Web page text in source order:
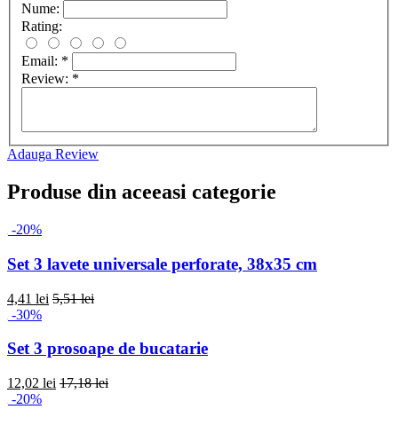
Nume:
Rating:
Email: *
Review: *
Adauga Review
Produse din aceeasi categorie
-20%
Set 3 lavete universale perforate, 38x35 cm
4,41 lei 5,51 lei
-30%
Set 3 prosoape de bucatarie
12,02 lei 17,18 lei
-20%